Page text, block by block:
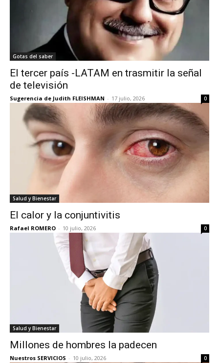
Gotas del saber
El tercer país -LATAM en trasmitir la señal
de televisión
Sugerencia de Judith FLEISHMAN - 17 julio, 2026 0
Salud y Bienestar
El calor y la conjuntivitis
Rafael ROMERO - 10 julio, 2026 0
Salud y Bienestar
Millones de hombres la padecen
Nuestros SERVICIOS - 10 julio, 2026 0